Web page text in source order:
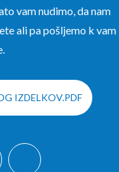
vam nudimo, da nam
ali pa pošljemo k vam
IZDELKOV.PDF